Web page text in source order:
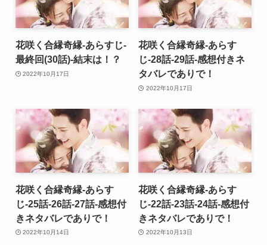
花咲く合縁奇縁-あらすじ-
最終回(30話)-結末は！？
2022年10月17日
花咲く合縁奇縁-あらす
じ-28話-29話-感想付きネ
タバレでありで！
2022年10月17日
花咲く合縁奇縁-あらす
じ-25話-26話-27話-感想付
きネタバレでありで！
2022年10月14日
花咲く合縁奇縁-あらす
じ-22話-23話-24話-感想付
きネタバレでありで！
2022年10月13日